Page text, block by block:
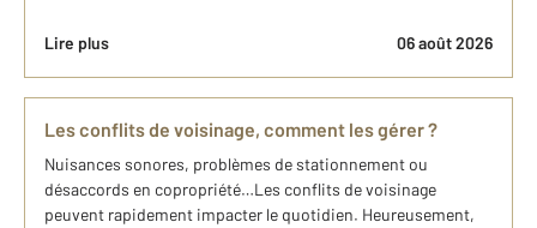
Lire plus 06 août 2026
Les conflits de voisinage, comment les gérer ?
Nuisances sonores, problèmes de stationnement ou
désaccords en copropriété…Les conflits de voisinage
peuvent rapidement impacter le quotidien. Heureusement,